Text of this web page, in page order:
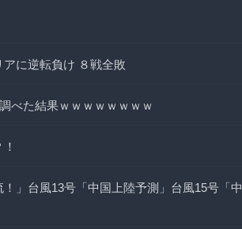
に逆転負け ８戦全敗
べた結果ｗｗｗｗｗｗｗｗ
」台風13号「中国上陸予測」台風15号「中